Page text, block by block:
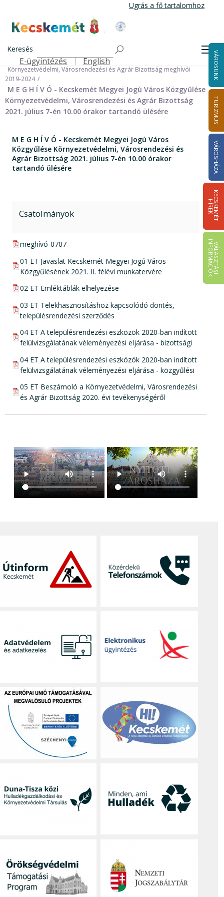
tartalomra
Ugrás a fő tartalomhoz
Kecskemét Város Honlapja
Keresés
Felső navigáció
E-ügyintézés English VÁROSUNK
TURIZMUS
VÁROSHÁZA
K
E
C
S
K
E
M
É
T
I
HÍ
R
E
K
V
Á
L
A
S
Z
T
Á
S
I
IN
F
O
R
M
Á
C
I
Ó
K
Önkormányzat
Bizottságok 2014-2024
Környezetvédelmi, Városrendezési és Agrár Bizottság 2019-2024
Környezetvédelmi, Városrendezési és Agrár Bizottság meghívói
2019-2024
M E G H Í V Ó - Kecskemét Megyei Jogú Város Közgyűlése
Környezetvédelmi, Városrendezési és Agrár Bizottság
2021. július 7-én 10.00 órakor tartandó ülésére
M E G H Í V Ó - Kecskemét Megyei Jogú Város
Közgyűlése Környezetvédelmi, Városrendezési és
Agrár Bizottság 2021. július 7-én 10.00 órakor
tartandó ülésére
Csatolmányok
pdf csatolmány:
meghívó-0707
pdf csatolmány:
01 ET Javaslat Kecskemét Megyei Jogú Város
Közgyűlésének 2021. II. félévi munkatervére
pdf csatolmány:
02 ET Emléktáblák elhelyezése
pdf csatolmány:
03 ET Telekhasznosításhoz kapcsolódó döntés,
településrendezési szerződés
pdf csatolmány:
04 ET A településrendezési eszközök 2020-ban indított
felülvizsgálatának véleményezési eljárása - bizottsági
pdf csatolmány:
04 ET A településrendezési eszközök 2020-ban indított
felülvizsgálatának véleményezési eljárása - közgyűlési
pdf csatolmány:
05 ET Beszámoló a Környezetvédelmi, Városrendezési
és Agrár Bizottság 2020. évi tevékenységéről